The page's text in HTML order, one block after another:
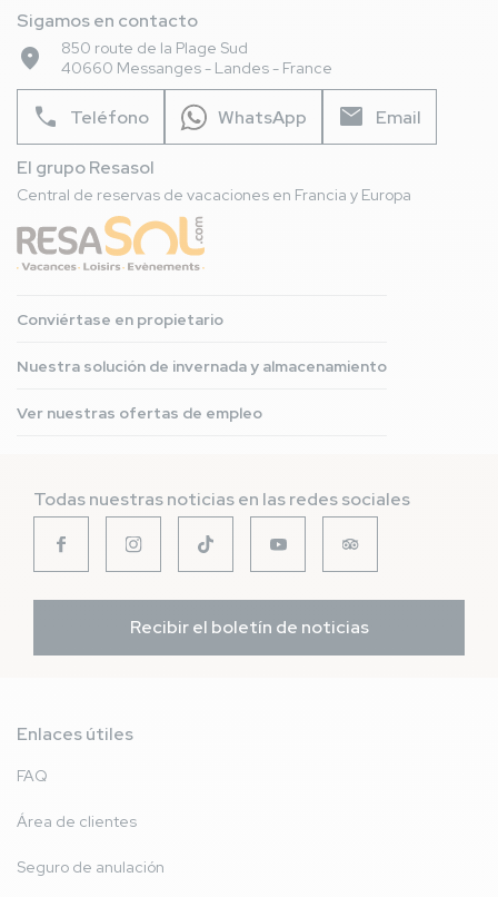
Sigamos en contacto
place
850 route de la Plage Sud
40660 Messanges - Landes - France
phone Teléfono WhatsApp mail Email
El grupo Resasol
Central de reservas de vacaciones en Francia y Europa
Conviértase en propietario
Nuestra solución de invernada y almacenamiento
Ver nuestras ofertas de empleo
Todas nuestras noticias en las redes sociales
Recibir el boletín de noticias
Enlaces útiles
FAQ
Área de clientes
Seguro de anulación